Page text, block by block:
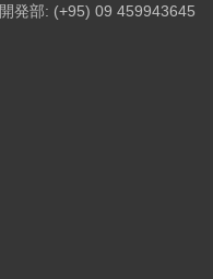
開発部: (+95) 09 459943645